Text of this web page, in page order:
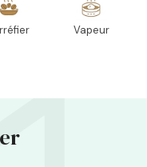
Vapeur